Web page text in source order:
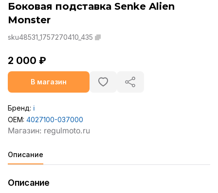
Боковая подставка Senke Alien
Monster
sku48531_1757270410_435
2 000 ₽
В магазин
Бренд: ℹ️
OEM: 4027100-037000
Описание
Описание